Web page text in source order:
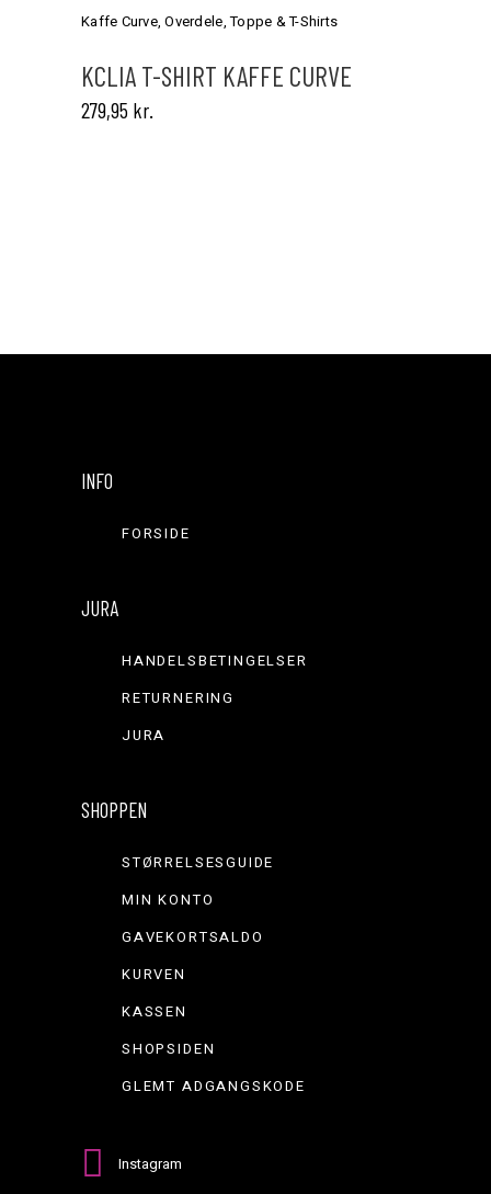
varianter.
Mulighederne
kan
Kaffe Curve,Overdele,Toppe & T-Shirts
KCLIA T-SHIRT KAFFE CURVE
279,95 kr.
INFO
FORSIDE
JURA
HANDELSBETINGELSER
RETURNERING
JURA
SHOPPEN
STØRRELSESGUIDE
MIN KONTO
GAVEKORTSALDO
KURVEN
KASSEN
SHOPSIDEN
GLEMT ADGANGSKODE
Instagram